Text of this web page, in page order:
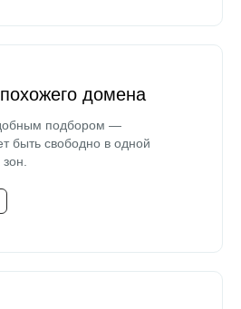
домена
подбором —
быть свободно в одной